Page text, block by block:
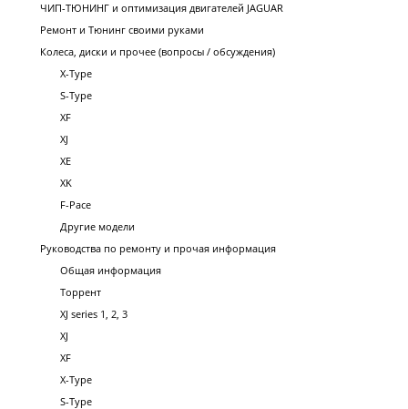
ЧИП-ТЮНИНГ и оптимизация двигателей JAGUAR
Ремонт и Тюнинг своими руками
Колеса, диски и прочее (вопросы / обсуждения)
X-Type
S-Type
XF
XJ
XE
XK
F-Pace
Другие модели
Руководства по ремонту и прочая информация
Общая информация
Торрент
XJ series 1, 2, 3
XJ
XF
X-Type
S-Type